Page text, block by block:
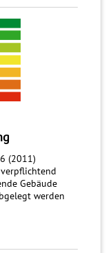
(2011)
Gebäude
werden